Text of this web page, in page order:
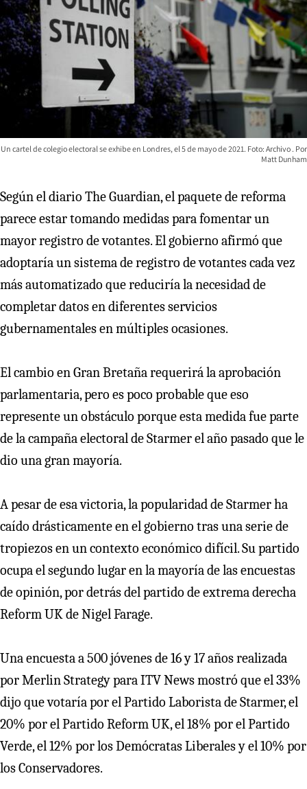
Un cartel de colegio electoral se exhibe en Londres, el 5 de mayo de 2021. Foto: Archivo
Matt Dunham
Según el diario The Guardian, el paquete de reforma
parece estar tomando medidas para fomentar un
mayor registro de votantes. El gobierno afirmó que
adoptaría un sistema de registro de votantes cada vez
más automatizado que reduciría la necesidad de
completar datos en diferentes servicios
gubernamentales en múltiples ocasiones.
El cambio en Gran Bretaña requerirá la aprobación
parlamentaria, pero es poco probable que eso
represente un obstáculo porque esta medida fue parte
de la campaña electoral de Starmer el año pasado que le
dio una gran mayoría.
A pesar de esa victoria, la popularidad de Starmer ha
caído drásticamente en el gobierno tras una serie de
tropiezos en un contexto económico difícil. Su partido
ocupa el segundo lugar en la mayoría de las encuestas
de opinión, por detrás del partido de extrema derecha
Reform UK de Nigel Farage.
Una encuesta a 500 jóvenes de 16 y 17 años realizada
por Merlin Strategy para ITV News mostró que el 33%
dijo que votaría por el Partido Laborista de Starmer, el
20% por el Partido Reform UK, el 18% por el Partido
Verde, el 12% por los Demócratas Liberales y el 10% por
los Conservadores.